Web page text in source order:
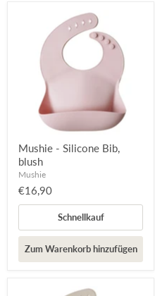
Mushie - Silicone Bib,
blush
Mushie
€16,90
Schnellkauf
Zum Warenkorb hinzufügen